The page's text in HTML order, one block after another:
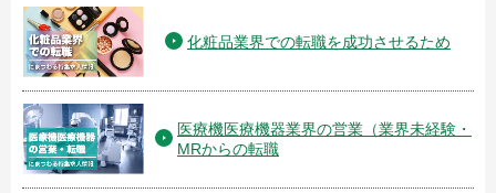
化粧品業界での転職を成功させるため
医療機医療機器業界の営業（業界未経験・
MRからの転職